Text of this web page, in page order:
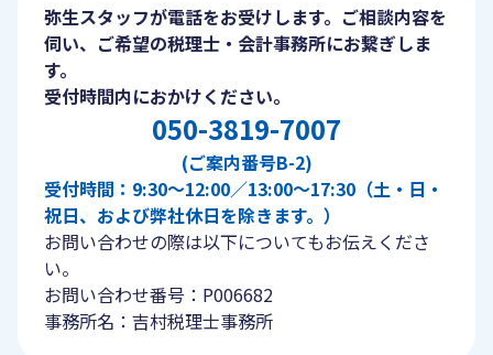
弥生スタッフが電話をお受けします。ご相談内容を
伺い、ご希望の税理士・会計事務所にお繋ぎしま
す。
受付時間内におかけください。
050-3819-7007
(ご案内番号B-2)
受付時間：9:30〜12:00／13:00〜17:30（土・日・
祝日、および弊社休日を除きます。）
お問い合わせの際は以下についてもお伝えくださ
い。
お問い合わせ番号：P006682
事務所名：吉村税理士事務所